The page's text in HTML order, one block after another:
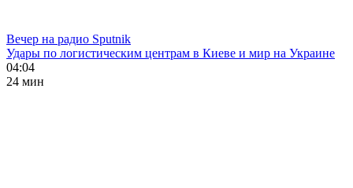
Вечер на радио Sputnik
Удары по логистическим центрам в Киеве и мир на Украине
04:04
24 мин